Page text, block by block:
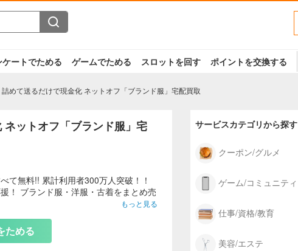
ケートでためる ゲームでためる スロットを回す ポイントを交換する
詰めて送るだけで現金化 ネットオフ「ブランド服」宅配買取
ットオフ「ブランド服」宅
て無料!! 累計利用者300万人突破！！
！ ブランド服・洋服・古着をまとめ売
もっと見る
ためる
サービスカテゴリから探す
クーポン/グルメ
ゲーム/コミュニティ
仕事/資格/教育
美容/エステ